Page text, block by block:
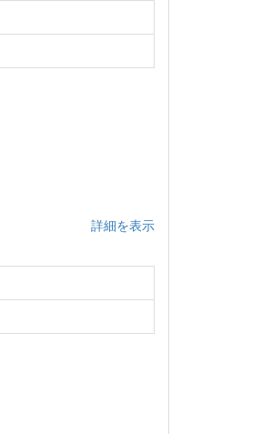
詳細を表示